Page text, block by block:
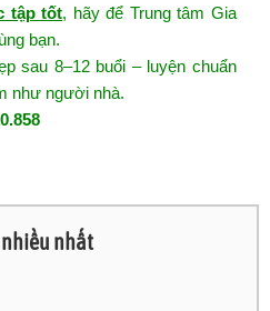
tập tốt, hãy để Trung tâm Gia
bạn.
sau 8–12 buổi – luyện chuẩn
như người nhà.
nhất